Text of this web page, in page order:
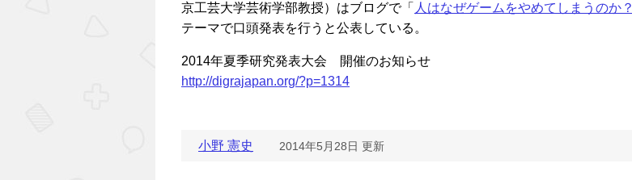
京工芸大学芸術学部教授）はブログで「 人はなぜゲームをやめてしまうのか？
テーマで口頭発表を行うと公表している。
2014年夏季研究発表大会 開催のお知らせ
http://digrajapan.org/?p=1314
小野 憲史 2014年5月28日 更新